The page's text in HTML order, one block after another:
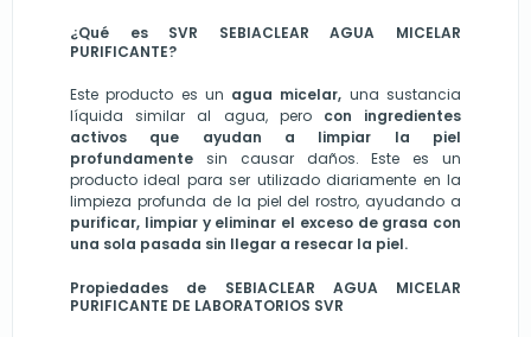
¿Qué es SVR SEBIACLEAR AGUA MICELAR
PURIFICANTE?
Este producto es un agua micelar, una sustancia
líquida similar al agua, pero con ingredientes
activos que ayudan a limpiar la piel
profundamente sin causar daños. Este es un
producto ideal para ser utilizado diariamente en la
limpieza profunda de la piel del rostro, ayudando a
purificar, limpiar y eliminar el exceso de grasa con
una sola pasada sin llegar a resecar la piel.
Propiedades de SEBIACLEAR AGUA MICELAR
PURIFICANTE DE LABORATORIOS SVR